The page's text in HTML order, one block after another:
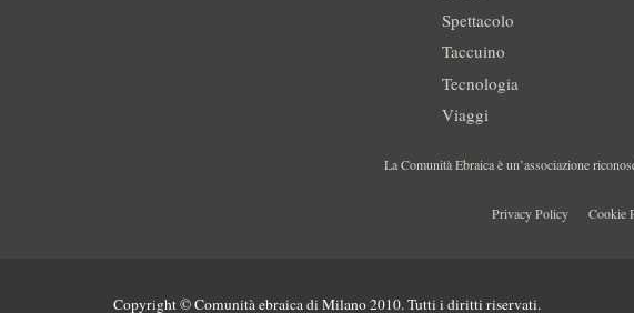
Spettacolo
Taccuino
Tecnologia
Viaggi
La Comunità Ebraica è un’associazione
Privacy Policy Cookie
Copyright © Comunità ebraica di Milano 2010. Tutti i diritti riservati.